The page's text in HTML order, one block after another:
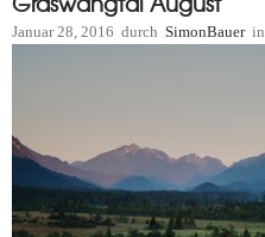
Januar 28, 2016 durch SimonBauer in